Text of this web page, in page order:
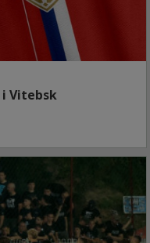
i Vitebsk